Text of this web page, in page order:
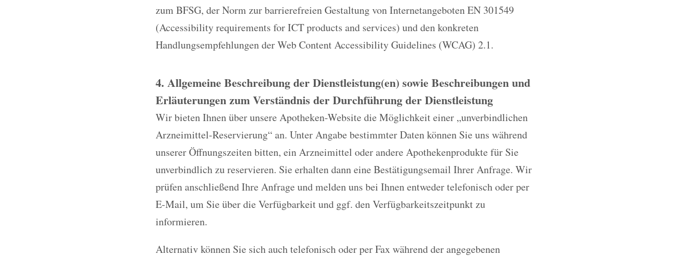
zum BFSG, der Norm zur barrierefreien Gestaltung von Internetangeboten EN 301549
(Accessibility requirements for ICT products and services) und den konkreten
Handlungsempfehlungen der Web Content Accessibility Guidelines (WCAG) 2.1.
4. Allgemeine Beschreibung der Dienstleistung(en) sowie Beschreibungen und
Erläuterungen zum Verständnis der Durchführung der Dienstleistung
Wir bieten Ihnen über unsere Apotheken-Website die Möglichkeit einer „unverbindlichen
Arzneimittel-Reservierung“ an. Unter Angabe bestimmter Daten können Sie uns während
unserer Öffnungszeiten bitten, ein Arzneimittel oder andere Apothekenprodukte für Sie
unverbindlich zu reservieren. Sie erhalten dann eine Bestätigungsemail Ihrer Anfrage. Wir
prüfen anschließend Ihre Anfrage und melden uns bei Ihnen entweder telefonisch oder per
E-Mail, um Sie über die Verfügbarkeit und ggf. den Verfügbarkeitszeitpunkt zu
informieren.
Alternativ können Sie sich auch telefonisch oder per Fax während der angegebenen